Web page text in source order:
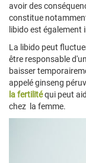
avoir des
constitue
libido est
La libido peut
être responsable
baisser
appelé ginseng
la fertilitéqui peut
chez la femme.